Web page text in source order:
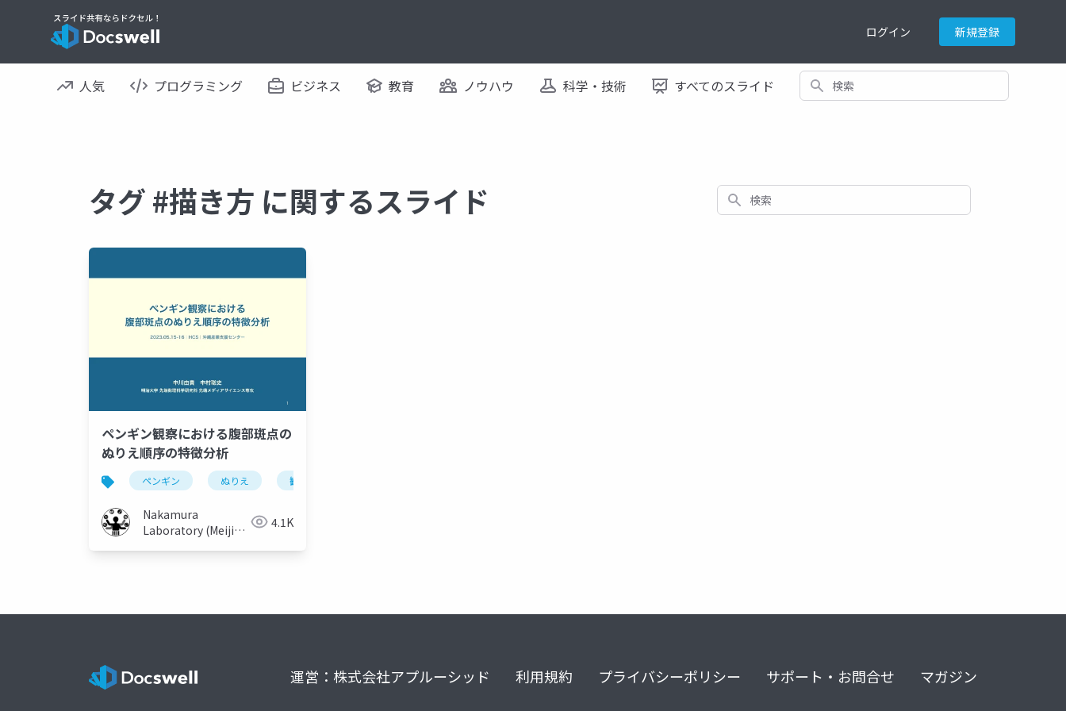
ログイン 新規登録
人気 プログラミング ビジネス 教育 ノウハウ 科学・技術 すべてのスライド 検索
タグ #描き方 に関するスライド 検索
ペンギン観察における腹部斑点の
ぬりえ順序の特徴分析
ペンギン ぬりえ 観察
Nakamura
Laboratory (Meiji
4.1K
運営：株式会社アプルーシッド 利用規約 プライバシーポリシー サポート・お問合せ マガジン